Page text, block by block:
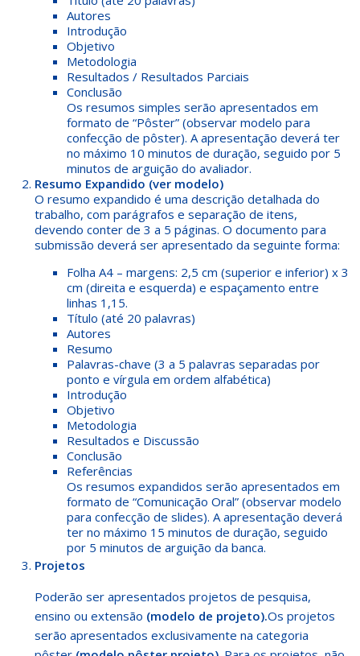
Autores
Introdução
Objetivo
Metodologia
Resultados / Resultados Parciais
Conclusão
Os resumos simples serão apresentados em
formato de “Pôster” (observar modelo para
confecção de pôster). A apresentação deverá ter
no máximo 10 minutos de duração, seguido por 5
minutos de arguição do avaliador.
Resumo Expandido (ver modelo)
O resumo expandido é uma descrição detalhada do
trabalho, com parágrafos e separação de itens,
devendo conter de 3 a 5 páginas. O documento para
submissão deverá ser apresentado da seguinte forma:
Folha A4 – margens: 2,5 cm (superior e inferior) x 3
cm (direita e esquerda) e espaçamento entre
linhas 1,15.
Título (até 20 palavras)
Autores
Resumo
Palavras-chave (3 a 5 palavras separadas por
ponto e vírgula em ordem alfabética)
Introdução
Objetivo
Metodologia
Resultados e Discussão
Conclusão
Referências
Os resumos expandidos serão apresentados em
formato de “Comunicação Oral” (observar modelo
para confecção de slides). A apresentação deverá
ter no máximo 15 minutos de duração, seguido
por 5 minutos de arguição da banca.
Projetos
Poderão ser apresentados projetos de pesquisa,
ensino ou extensão (modelo de projeto).Os projetos
serão apresentados exclusivamente na categoria